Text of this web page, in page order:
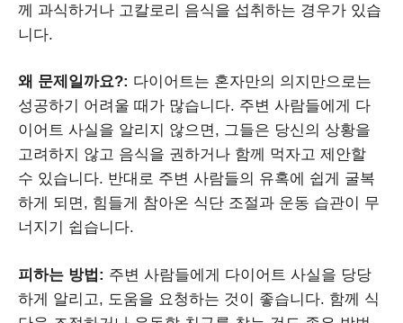
께 과식하거나 고칼로리 음식을 섭취하는 경우가 있습
니다.
왜 문제일까요?: 다이어트는 혼자만의 의지만으로는
성공하기 어려울 때가 많습니다. 주변 사람들에게 다
이어트 사실을 알리지 않으면, 그들은 당신의 상황을
고려하지 않고 음식을 권하거나 함께 먹자고 제안할
수 있습니다. 반대로 주변 사람들의 유혹에 쉽게 굴복
하게 되면, 힘들게 참아온 식단 조절과 운동 습관이 무
너지기 쉽습니다.
피하는 방법: 주변 사람들에게 다이어트 사실을 당당
하게 알리고, 도움을 요청하는 것이 좋습니다. 함께 식